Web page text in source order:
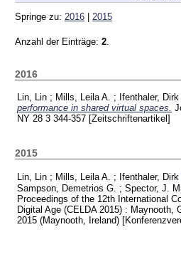
Springe zu: 2016 2015
Anzahl der Einträge: 2
2016
Lin, Lin ; Mills, Leila A. ; Ifenthaler, Dirk
performance in shared virtual spaces.
NY 28 3 344-357 [Zeitschriftenartikel]
2015
Lin, Lin ; Mills, Leila A. ; Ifenthaler, Dirk
Sampson, Demetrios G. ; Spector, J.
Proceedings of the 12th International
Digital Age (CELDA 2015) : Maynooth,
2015 (Maynooth, Ireland)